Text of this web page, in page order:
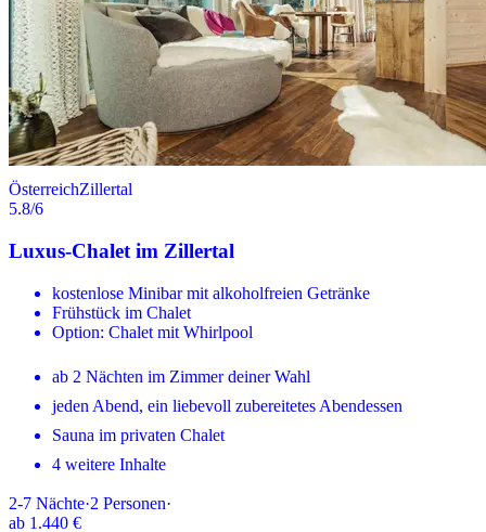
ÖsterreichZillertal
5.8/6
Luxus-Chalet im Zillertal
kostenlose Minibar mit alkoholfreien Getränke
Frühstück im Chalet
Option: Chalet mit Whirlpool
ab 2 Nächten im Zimmer deiner Wahl
jeden Abend, ein liebevoll zubereitetes Abendessen
Sauna im privaten Chalet
4 weitere Inhalte
2-7 Nächte·2 Personen·
ab 1.440 €